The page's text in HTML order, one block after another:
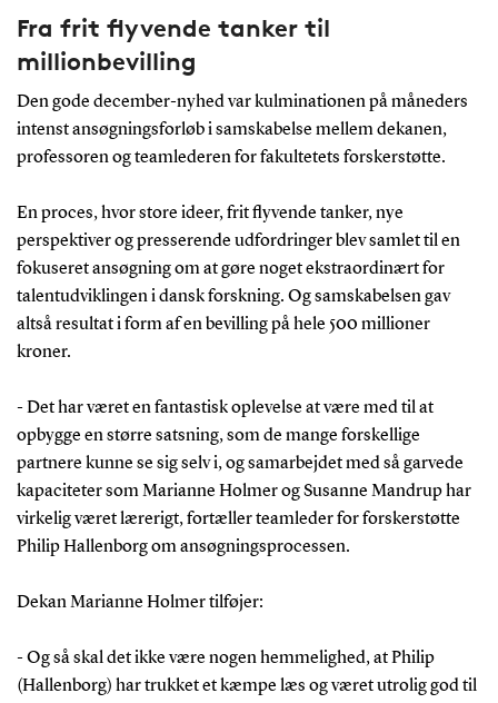
Fra frit flyvende tanker til
millionbevilling
Den gode december-nyhed var kulminationen på måneders
intenst ansøgningsforløb i samskabelse mellem dekanen,
professoren og teamlederen for fakultetets forskerstøtte.
En proces, hvor store ideer, frit flyvende tanker, nye
perspektiver og presserende udfordringer blev samlet til en
fokuseret ansøgning om at gøre noget ekstraordinært for
talentudviklingen i dansk forskning. Og samskabelsen gav
altså resultat i form af en bevilling på hele 500 millioner
kroner.
- Det har været en fantastisk oplevelse at være med til at
opbygge en større satsning, som de mange forskellige
partnere kunne se sig selv i, og samarbejdet med så garvede
kapaciteter som Marianne Holmer og Susanne Mandrup har
virkelig været lærerigt, fortæller teamleder for forskerstøtte
Philip Hallenborg om ansøgningsprocessen.
Dekan Marianne Holmer tilføjer:
- Og så skal det ikke være nogen hemmelighed, at Philip
(Hallenborg) har trukket et kæmpe læs og været utrolig god til